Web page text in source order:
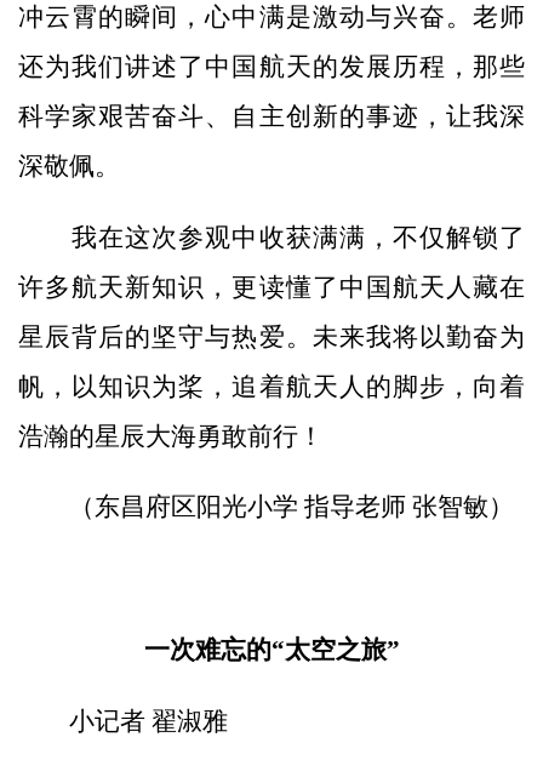
冲云霄的瞬间，心中满是激动与兴奋。老师
还为我们讲述了中国航天的发展历程，那些
科学家艰苦奋斗、自主创新的事迹，让我深
深敬佩。
我在这次参观中收获满满，不仅解锁了
许多航天新知识，更读懂了中国航天人藏在
星辰背后的坚守与热爱。未来我将以勤奋为
帆，以知识为桨，追着航天人的脚步，向着
浩瀚的星辰大海勇敢前行！
（东昌府区阳光小学 指导老师 张智敏）
一次难忘的“太空之旅”
小记者 翟淑雅